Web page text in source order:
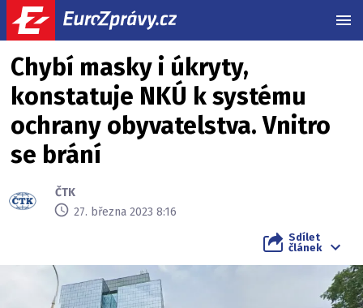
Chybí masky i úkryty,
konstatuje NKÚ k systému
ochrany obyvatelstva. Vnitro
se brání
ČTK
27. března 2023 8:16
Sdílet
článek